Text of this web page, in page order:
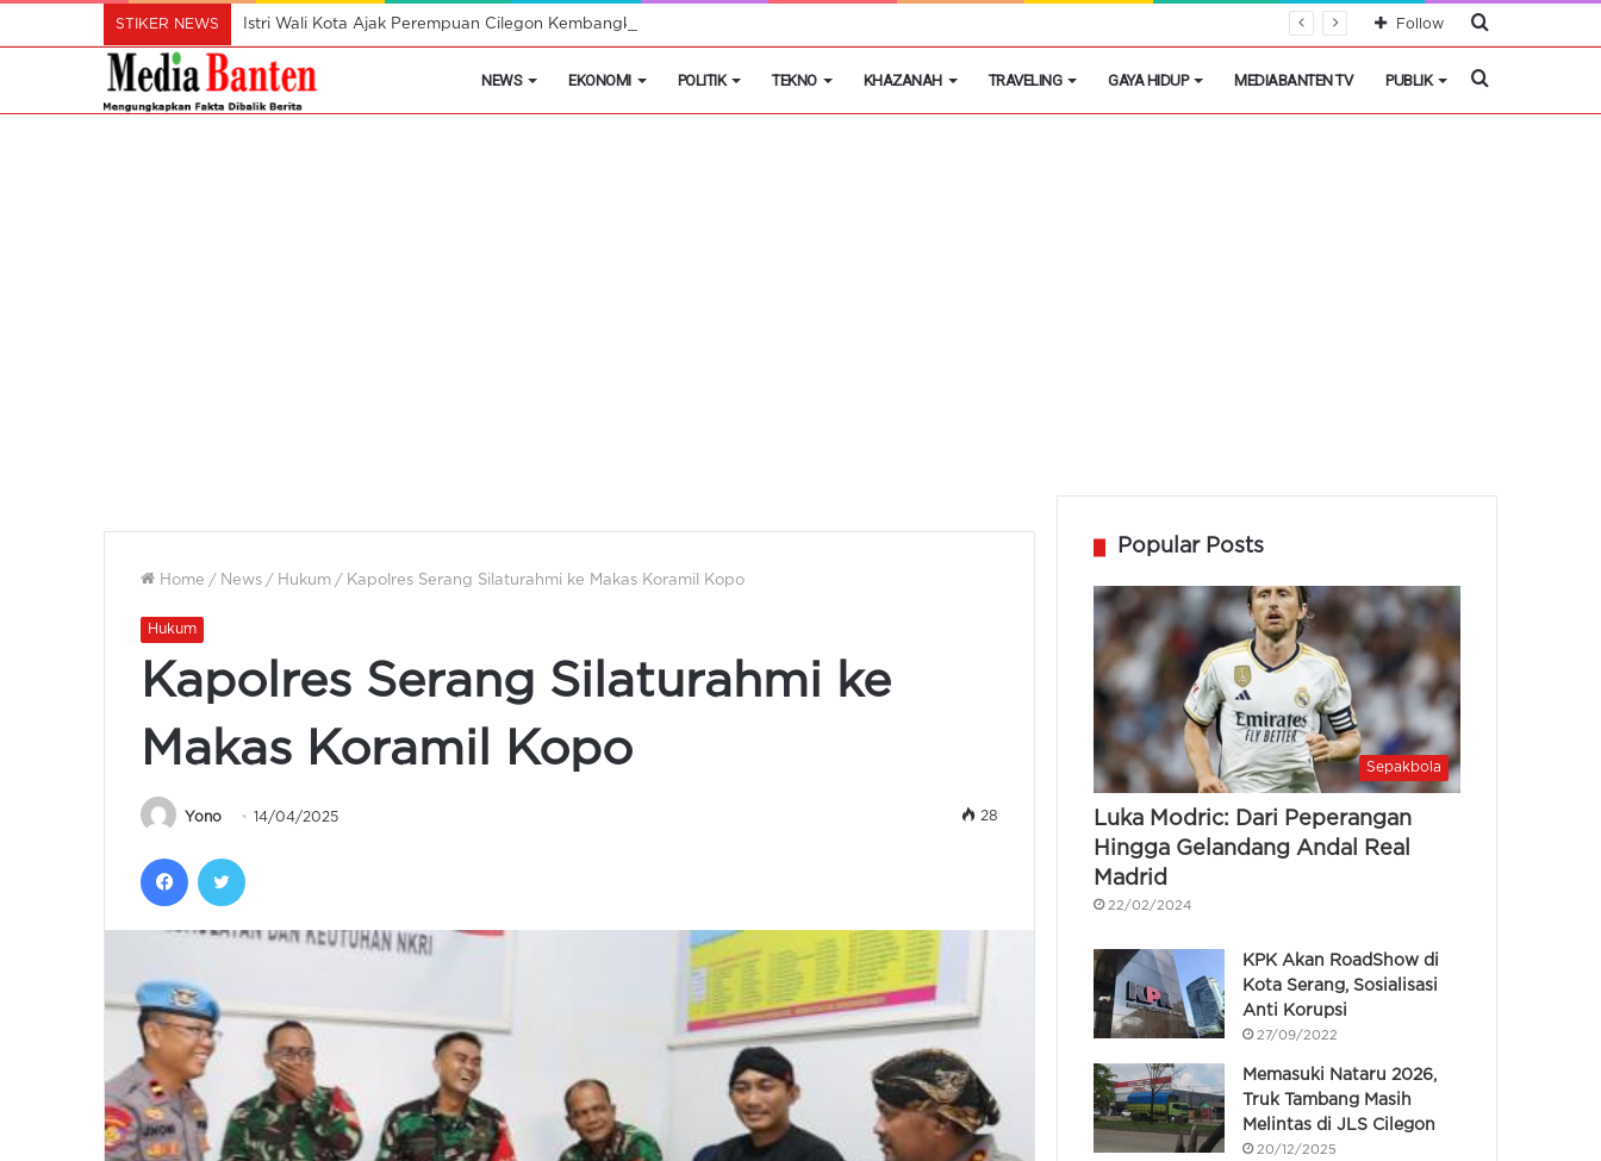
STIKER NEWS Istri Wali Kota Ajak Perempuan Cilegon Kembangkan Hobi Sebagai Peluang Usaha Cari
Follow
NEWS EKONOMI POLITIK TEKNO KHAZANAH TRAVELING GAYA HIDUP MEDIABANTEN TV PUBLIK Cari
Home / News / Hukum / Kapolres Serang Silaturahmi ke Makas Koramil Kopo
Hukum
Kapolres Serang Silaturahmi ke
Makas Koramil Kopo
Yono 14/04/2025 28
Facebook
Popular Posts
Sepakbola
Luka Modric: Dari Peperangan
Hingga Gelandang Andal Real
Madrid
22/02/2024
KPK Akan RoadShow di
Kota Serang, Sosialisasi
Anti Korupsi
27/09/2022
Memasuki Nataru 2026,
Truk Tambang Masih
Melintas di JLS Cilegon
20/12/2025